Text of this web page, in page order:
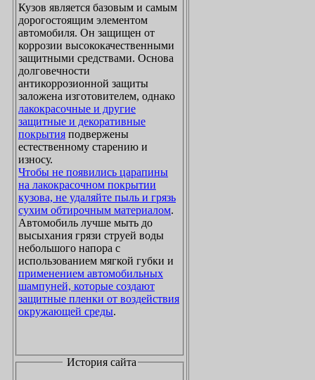
Кузов является базовым и самым
дорогостоящим элементом
автомобиля. Он защищен от
коррозии высококачественными
защитными средствами. Основа
долговечности
антикоррозионной защиты
заложена изготовителем, однако
лакокрасочные и другие
защитные и декоративные
покрытия подвержены
естественному старению и
износу.
Чтобы не появились царапины
на лакокрасочном покрытии
кузова, не удаляйте пыль и грязь
сухим обтирочным материалом.
Автомобиль лучше мыть до
высыхания грязи струей воды
небольшого напора с
использованием мягкой губки и
применением автомобильных
шампуней, которые создают
защитные пленки от воздействия
окружающей среды.
История сайта